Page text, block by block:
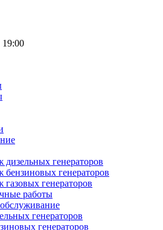
генераторов
генераторов
генераторов
работы
генераторов
генераторов